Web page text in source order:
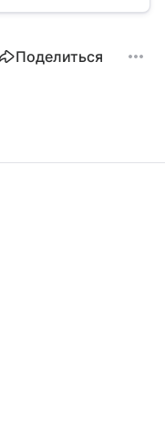
Поделиться